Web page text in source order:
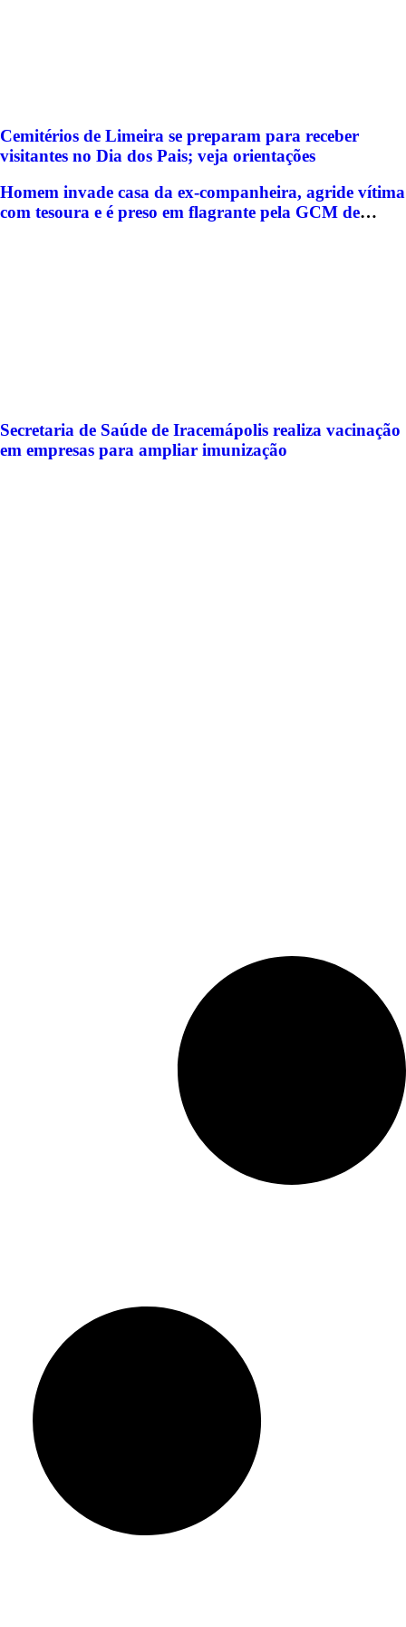
Cemitérios de Limeira se preparam para receber
visitantes no Dia dos Pais; veja orientações
Homem invade casa da ex-companheira, agride vítima
com tesoura e é preso em flagrante pela GCM de
Secretaria de Saúde de Iracemápolis realiza vacinação
em empresas para ampliar imunização